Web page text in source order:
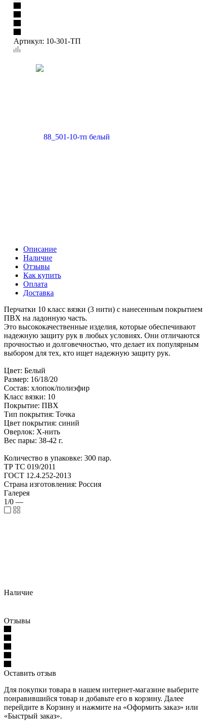
Артикул: 10-301-ТП
Описание
Наличие
Отзывы
Как купить
Оплата
Доставка
Перчатки 10 класс вязки (3 нити) с нанесенным покрытием
ПВХ на ладонную часть.
Это высококачественные изделия, которые обеспечивают
надежную защиту рук в любых условиях. Они отличаются
прочностью и долговечностью, что делает их популярным
выбором для тех, кто ищет надежную защиту рук.
Цвет: Белый
Размер: 16/18/20
Состав: хлопок/полиэфир
Класс вязки: 10
Покрытие: ПВХ
Тип покрытия: Точка
Цвет покрытия: синий
Оверлок: Х-нить
Вес пары: 38-42 г.
Количество в упаковке: 300 пар.
ТР ТС 019/2011
ГОСТ 12.4.252-2013
Страна изготовления: Россия
Галерея
1/0 —
Наличие
Отзывы
Оставить отзыв
Для покупки товара в нашем интернет-магазине выберите
понравившийся товар и добавьте его в корзину. Далее
перейдите в Корзину и нажмите на «Оформить заказ» или
«Быстрый заказ».